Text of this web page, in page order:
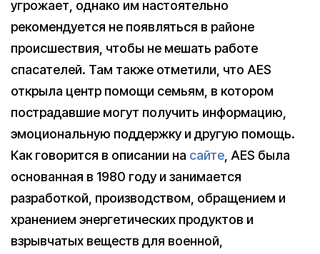
угрожает, однако им настоятельно
рекомендуется не появляться в районе
происшествия, чтобы не мешать работе
спасателей. Там также отметили, что AES
открыла центр помощи семьям, в котором
пострадавшие могут получить информацию,
эмоциональную поддержку и другую помощь.
Как говорится в описании на сайте, AES была
основанная в 1980 году и занимается
разработкой, производством, обращением и
хранением энергетических продуктов и
взрывчатых веществ для военной,